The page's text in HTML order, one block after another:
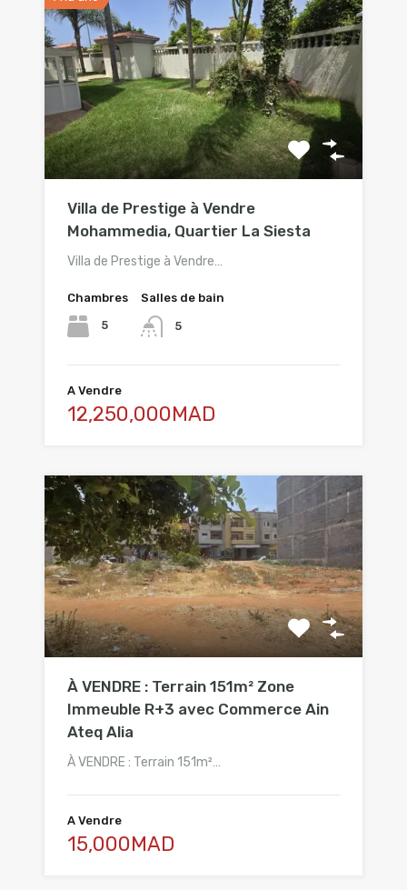
Villa de Prestige à Vendre
Mohammedia, Quartier La Siesta
Villa de Prestige à Vendre…
Chambres
5
Salles de bain
5
A Vendre
12,250,000MAD
À VENDRE : Terrain 151m² Zone
Immeuble R+3 avec Commerce Ain
Ateq Alia
À VENDRE : Terrain 151m²…
A Vendre
15,000MAD